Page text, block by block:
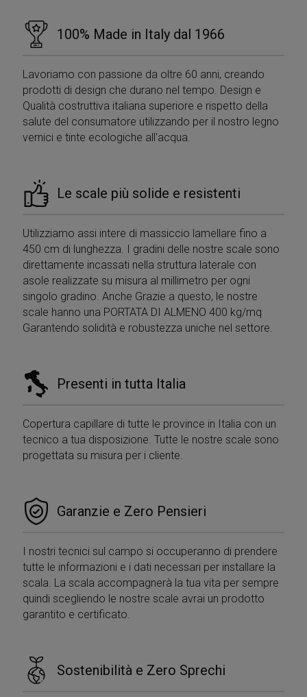
100% Made in Italy dal 1966
Lavoriamo con passione da oltre 60 anni, creando
prodotti di design che durano nel tempo. Design e
Qualità costruttiva italiana superiore e rispetto della
salute del consumatore utilizzando per il nostro legno
vernici e tinte ecologiche all'acqua.
Le scale più solide e resistenti
Utilizziamo assi intere di massiccio lamellare fino a
450 cm di lunghezza. I gradini delle nostre scale sono
direttamente incassati nella struttura laterale con
asole realizzate su misura al millimetro per ogni
singolo gradino. Anche Grazie a questo, le nostre
scale hanno una PORTATA DI ALMENO 400 kg/mq
Garantendo solidità e robustezza uniche nel settore.
Presenti in tutta Italia
Copertura capillare di tutte le province in Italia con un
tecnico a tua disposizione. Tutte le nostre scale sono
progettata su misura per i cliente.
Garanzie e Zero Pensieri
I nostri tecnici sul campo si occuperanno di prendere
tutte le informazioni e i dati necessari per installare la
scala. La scala accompagnerà la tua vita per sempre
quindi scegliendo le nostre scale avrai un prodotto
garantito e certificato.
Sostenibilità e Zero Sprechi